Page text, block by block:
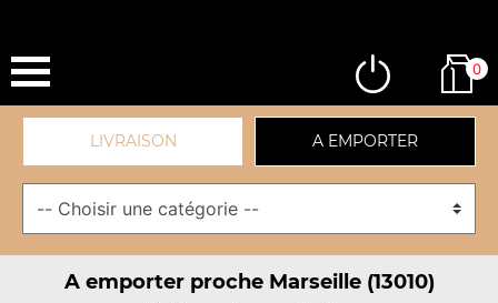
0
LIVRAISON A EMPORTER
A emporter proche Marseille (13010)